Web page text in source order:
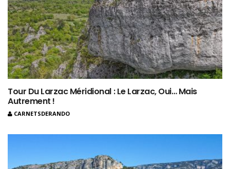
Tour Du Larzac Méridional : Le Larzac, Oui… Mais
Autrement !
CARNETSDERANDO